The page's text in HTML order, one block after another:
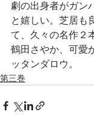
劇の出身者がガン
と嬉しい。芝居も
て、久々の名作２
鶴田さやか、可愛
ッタンダロウ。
第三巻